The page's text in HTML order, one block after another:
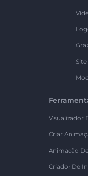
Site
Visualizador
Criar
Animação
Criador De